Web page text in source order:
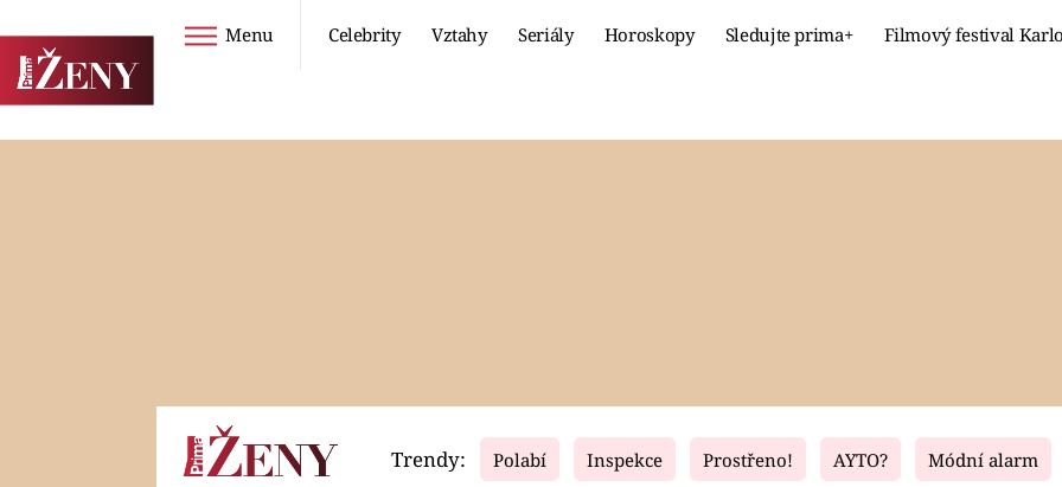
Menu Celebrity Vztahy Seriály Horoskopy Sledujte prima+ Filmový festival
Horoskopy Video Fresh Living
Trendy: Polabí Inspekce Prostřeno! AYTO? Módní alarm